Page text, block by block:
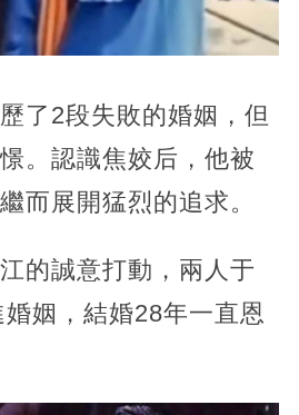
了2段失敗的婚姻，但
。認識焦姣后，他被
而展開猛烈的追求。
的誠意打動，兩人于
姻，結婚28年一直恩